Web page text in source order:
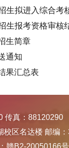
生拟进入综合考
生报考资格审核
生简章
通知
果汇总表
传真：88120290
校区名达楼 邮编
赣B2-20050166